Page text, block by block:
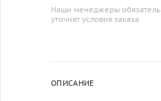
Наши менеджеры
уточнят условия заказа
ОПИСАНИЕ